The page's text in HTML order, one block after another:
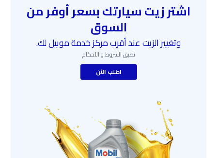
اشتر زيت سيارتك بسعر أوفر من
السوق
وتغيير الزيت عند أقرب مركز خدمة موبيل لك.
تطبق الشروط و الأحكام
اطلب الآن